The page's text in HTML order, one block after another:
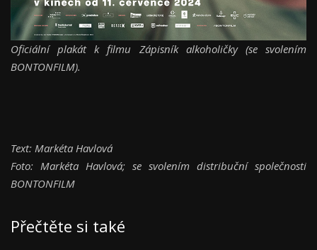
Oficiální plakát k filmu Zápisník alkoholičky (se svolením
BONTONFILM).
Text: Markéta Havlová
Foto: Markéta Havlová; se svolením distribuční společnosti
BONTONFILM
Přečtěte si také